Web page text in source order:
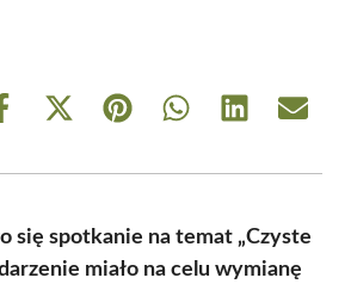
Share
Share
(Twitter)
Share Share Share Share
się spotkanie na temat „Czyste
miało na celu wymianę